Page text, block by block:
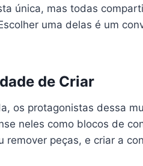
única, mas todas
uma delas é um
de Criar
os protagonistas dessa
neles como blocos de
remover peças, e criar a